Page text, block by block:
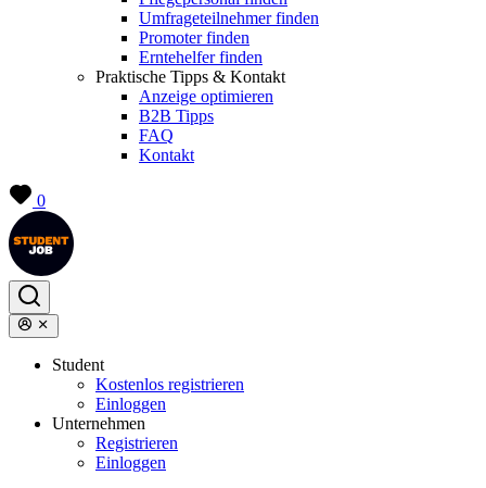
Umfrageteilnehmer finden
Promoter finden
Erntehelfer finden
Praktische Tipps & Kontakt
Anzeige optimieren
B2B Tipps
FAQ
Kontakt
0
Student
Kostenlos registrieren
Einloggen
Unternehmen
Registrieren
Einloggen